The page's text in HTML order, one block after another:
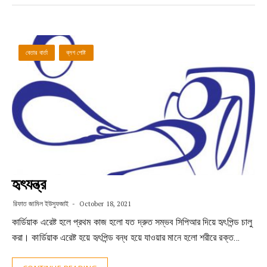
বেতার বার্তা ব্লগ পোষ্ট
হৃৎযন্ত্র
রিফাত জামিল ইউসুফজাই October 18, 2021
কার্ডিয়াক এরেষ্ট হলে প্রথম কাজ হলো যত দ্রুত সম্ভব সিপিআর দিয়ে হৃৎপিন্ড চালু
করা। কার্ডিয়াক এরেষ্ট হয়ে হৃৎপিন্ড বন্ধ হয়ে যাওয়ার মানে হলো শরীরে রক্ত…